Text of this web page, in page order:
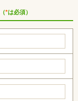
（*は必須）